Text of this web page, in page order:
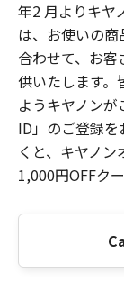
年2 月よりキヤ
は、お使いの
合わせて、お
供いたします。
ようキヤノン
ID」のご登録
くと、キヤノ
1,000円OFFク